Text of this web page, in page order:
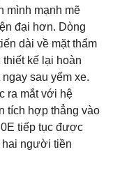
mình mạnh mẽ
đại hơn. Dòng
dài về mặt thẩm
kế lại hoàn
sau yếm xe.
ra mắt với hệ
tích hợp thẳng vào
tiếp tục được
hai người tiền